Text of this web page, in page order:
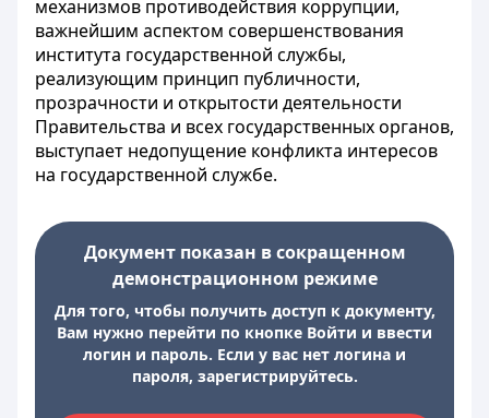
механизмов противодействия коррупции,
важнейшим аспектом совершенствования
института государственной службы,
реализующим принцип публичности,
прозрачности и открытости деятельности
Правительства и всех государственных органов,
выступает недопущение конфликта интересов
на государственной службе.
Документ показан в сокращенном
демонстрационном режиме
Для того, чтобы получить доступ к документу,
Вам нужно перейти по кнопке Войти и ввести
логин и пароль. Если у вас нет логина и
пароля, зарегистрируйтесь.